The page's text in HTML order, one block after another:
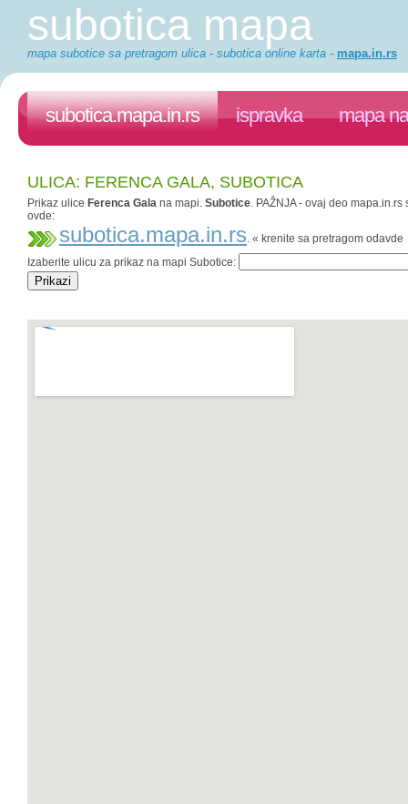
subotica mapa
mapa subotice sa pretragom ulica - subotica online karta - mapa.in.rs
subotica.mapa.in.rs ispravka mapa
ULICA: FERENCA GALA, SUBOTICA
Prikaz ulice Ferenca Gala na mapi. Subotice. PAŽNJA - ovaj deo
ovde:
subotica.mapa.in.rs. « krenite sa pretragom odavde
Izaberite ulicu za prikaz na mapi Subotice: